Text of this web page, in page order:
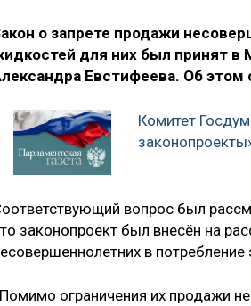
о запрете продажи
для них был принят в
Евстифеева. Об этом
Комитет
вопрос был
законопроект был внесён на
в потребление
ограничения их продажи